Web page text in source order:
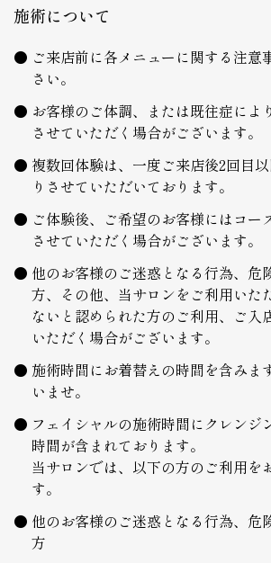
施術について
ご来店前に各メニューに関する注意
さい。
お客様のご体調、または既往症によ
させていただく場合がございます。
複数回体験は、一度ご来店後2回目
りさせていただいております。
ご体験後、ご希望のお客様にはコー
させていただく場合がございます。
他のお客様のご迷惑となる行為、危
方、その他、当サロンをご利用いた
ないと認められた方のご利用、ご入
いただく場合がございます。
施術時間にお着替えの時間を含みま
いませ。
フェイシャルの施術時間にクレンジ
時間が含まれております。
当サロンでは、以下の方のご利用を
す。
他のお客様のご迷惑となる行為、危
方